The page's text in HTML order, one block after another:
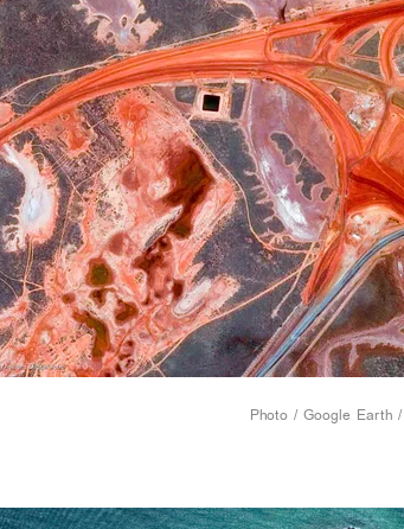
Google Earth